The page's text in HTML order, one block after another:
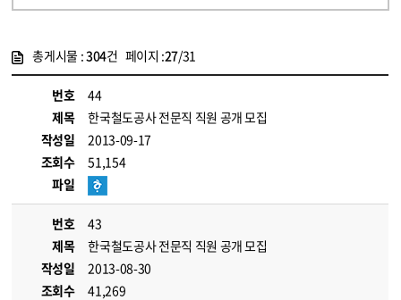
총게시물 :304건 페이지 :27/31
번호
44
제목
한국철도공사 전문직 직원 공개 모집
작성일
2013-09-17
조회수
51,154
파일
번호
43
제목
한국철도공사 전문직 직원 공개 모집
작성일
2013-08-30
조회수
41,269